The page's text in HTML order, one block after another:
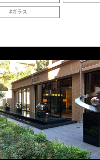
ガラス